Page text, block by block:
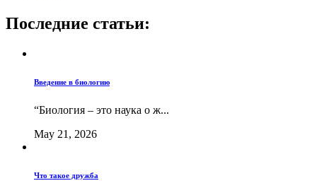
Последние статьи:
Введение в биологию
“Биология – это наука о ж...
May 21, 2026
Что такое дружба